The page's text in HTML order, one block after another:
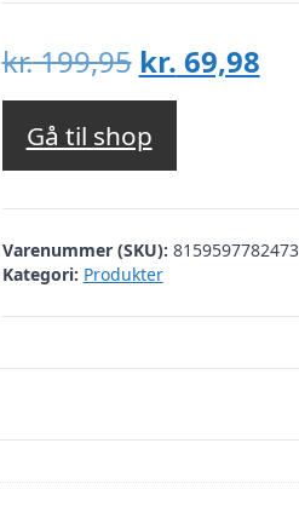
kr.199,95 Den
oprindelige
pris
var:
kr. 199,95.
kr. 69,98Den
kr.
Gå til shop
Varenummer (SKU):
Kategori: Produkter